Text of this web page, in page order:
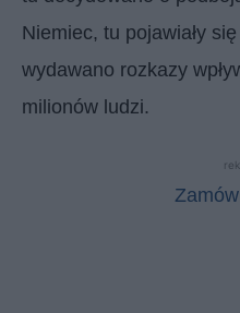
Niemiec, tu pojawiały
wydawano rozkazy
milionów ludzi.